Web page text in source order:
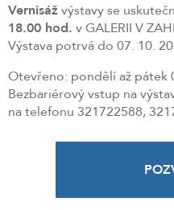
Vernisážvýstavy se
18.00 hod. v GALERII V
Výstava potrvá do 07. 10.
Otevřeno: pondělí až pátek
Bezbariérový vstup na
na telefonu 321722588,